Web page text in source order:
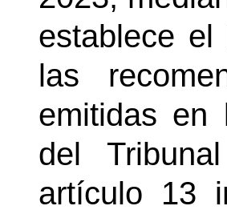
establece el
las
emitidas en
del
artículo 13